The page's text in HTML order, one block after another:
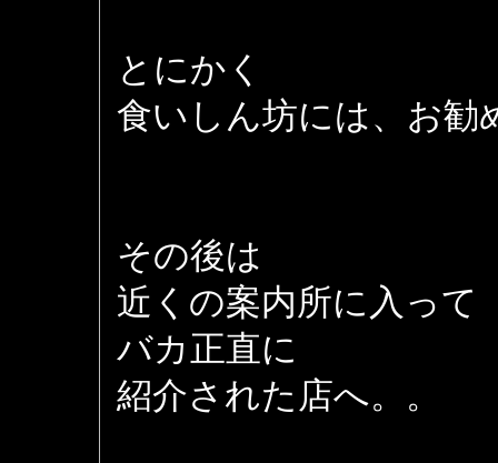
とにかく
食いしん坊には、お勧
その後は
近くの案内所に入って
バカ正直に
紹介された店へ。。